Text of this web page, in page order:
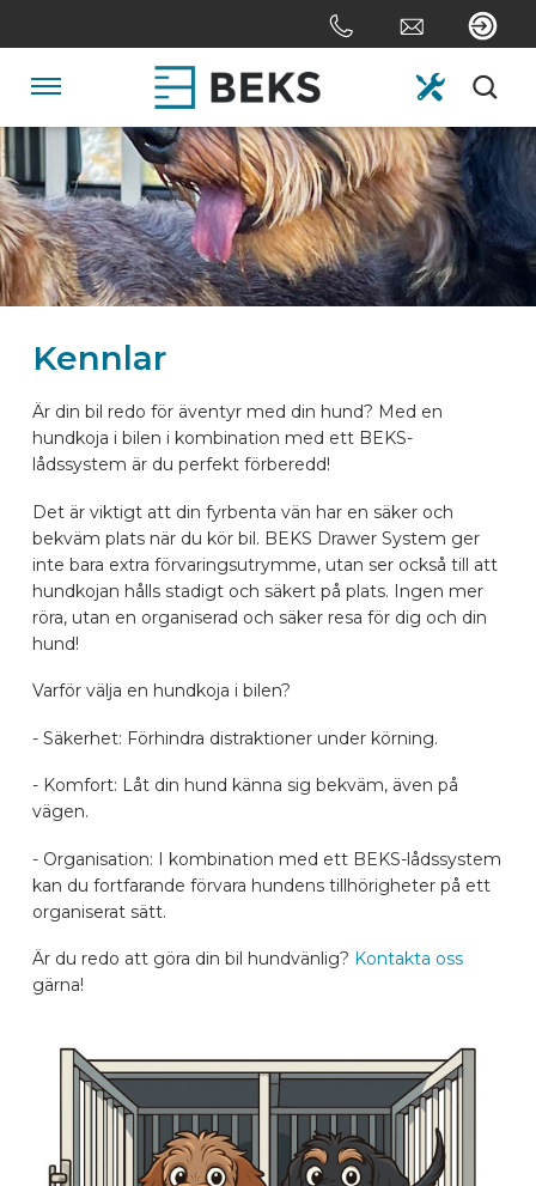
to
content
Jump
to
the
navigation
HOME
OM OSS
SKRÄDDARSYDD
BILMÄRKEN
KONTAKTA
KONFIGURERA ONLINE
Kennlar
Är din bil redo för äventyr med din hund? Med en
hundkoja i bilen i kombination med ett BEKS-
lådssystem är du perfekt förberedd!
Det är viktigt att din fyrbenta vän har en säker och
bekväm plats när du kör bil. BEKS Drawer System ger
inte bara extra förvaringsutrymme, utan ser också till att
hundkojan hålls stadigt och säkert på plats. Ingen mer
röra, utan en organiserad och säker resa för dig och din
hund!
Varför välja en hundkoja i bilen?
- Säkerhet: Förhindra distraktioner under körning.
- Komfort: Låt din hund känna sig bekväm, även på
vägen.
- Organisation: I kombination med ett BEKS-lådssystem
kan du fortfarande förvara hundens tillhörigheter på ett
organiserat sätt.
Är du redo att göra din bil hundvänlig? Kontakta oss
gärna!